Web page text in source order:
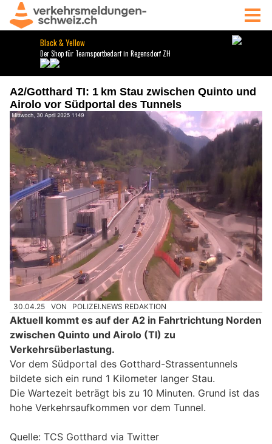
A2/Gotthard TI: 1 km Stau zwischen Quinto und
Airolo vor Südportal des Tunnels
30.04.25 VON POLIZEI.NEWS REDAKTION
Aktuell kommt es auf der A2 in Fahrtrichtung Norden
zwischen Quinto und Airolo (TI) zu
Verkehrsüberlastung.
Vor dem Südportal des Gotthard-Strassentunnels
bildete sich ein rund 1 Kilometer langer Stau.
Die Wartezeit beträgt bis zu 10 Minuten. Grund ist das
hohe Verkehrsaufkommen vor dem Tunnel.
Quelle: TCS Gotthard via Twitter